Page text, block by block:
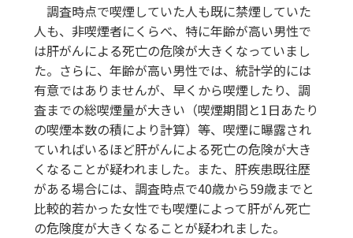
調査時点で喫煙していた人も既に禁煙していた
人も、非喫煙者にくらべ、特に年齢が高い男性で
は肝がんによる死亡の危険が大きくなっていまし
た。さらに、年齢が高い男性では、統計学的には
有意ではありませんが、早くから喫煙したり、調
査までの総喫煙量が大きい（喫煙期間と1日あたり
の喫煙本数の積により計算）等、喫煙に曝露され
ていればいるほど肝がんによる死亡の危険が大き
くなることが疑われました。また、肝疾患既往歴
がある場合には、調査時点で40歳から59歳までと
比較的若かった女性でも喫煙によって肝がん死亡
の危険度が大きくなることが疑われました。